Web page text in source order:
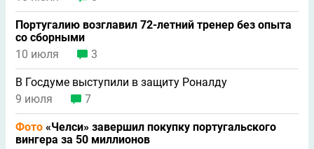
Португалию возглавил 72-летний тренер без опыта
со сборными
10 июля
3
В Госдуме выступили в защиту Роналду
9 июля
7
Фото «Челси» завершил покупку португальского
вингера за 50 миллионов